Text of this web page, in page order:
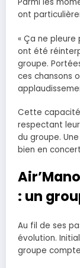
Parmi les
ont
« Ça ne pleure
ont été
groupe.
ces chansons
Cette capacité
respectant
du groupe.
bien en
: un
Au fil de ses
évolution.
groupe